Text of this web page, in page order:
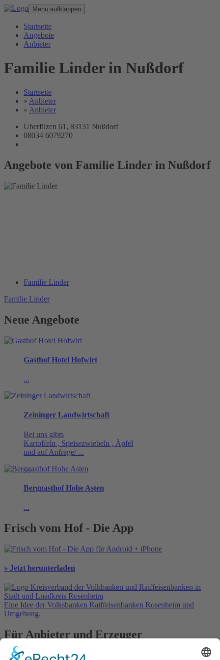
Menü aufklappen
Startseite
Angebote
Anbieter
Familie Linder in Nußdorf
Startseite
» Anbieter
» Anbieter
Überfilzen 61, 83131 Nußdorf
08034 6079270
Angebote von Familie Linder in Nußdorf
Familie Linder
Familie Linder
Neue Angebote
Gasthof Hotel Hofwirt
...
Zeininger Landwirtschaft
Bei uns gibts
Kartoffeln , Speisezwiebeln , Äpfel
und auf Anfrage/ ...
Berggasthof Hohe Asten
...
Frisch vom Hof - Die App
» Jetzt herunterladen
Eine Idee der Volksbanken Raiffeisenbanken Rosenheim und
Umgebung.
Für Anbieter und Erzeuger
» Ihre Werbung